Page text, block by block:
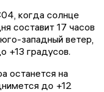
когда солнце
составит 17 часов
западный ветер,
+13 градусов.
останется на
до +12